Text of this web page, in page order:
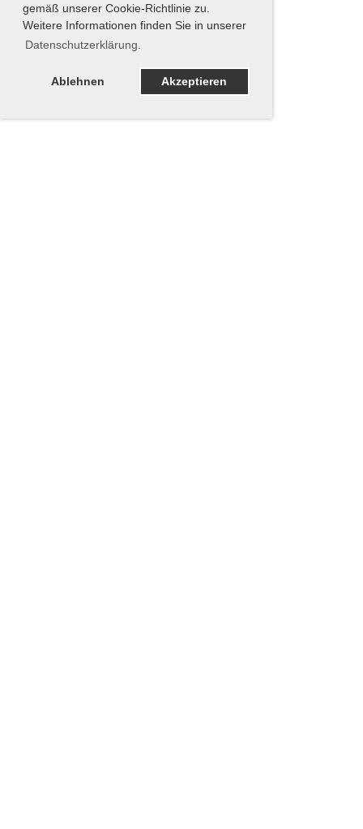
gemäß unserer Cookie-Richtlinie zu.
Weitere Informationen finden Sie in unserer
Datenschutzerklärung.
Ablehnen Akzeptieren